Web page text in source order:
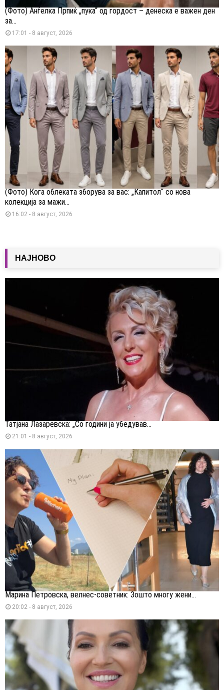
(Фото) Анѓелка Прпиќ „пука“ од гордост – денеска е важен ден
за...
17:01 - 8 август, 2026
(Фото) Кога облеката зборува за вас: „Капитол“ со нова
колекција за мажи...
16:02 - 8 август, 2026
НАЈНОВО
Татјана Лазаревска: „Со години ја убедував...
21:01 - 8 август, 2026
Марина Петровска, велнес-советник: Зошто многу жени...
20:02 - 8 август, 2026